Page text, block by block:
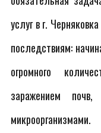
услуг в г.
последствиям:
огромного
заражением
микроорганизмами.